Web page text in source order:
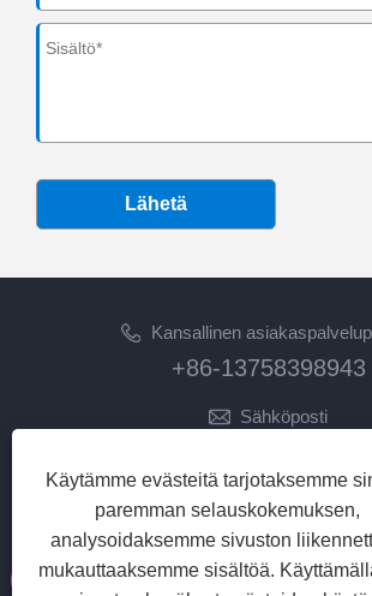
Lähetä
Kansallinen
+86-13758398943
Sähköposti
SEURAA MEITÄ
Käytämme evästeitä tarjotaksemme
paremman selauskokemuksen,
analysoidaksemme sivuston
mukauttaaksemme sisältöä.